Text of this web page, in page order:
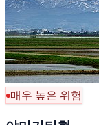
매우 높은 위험